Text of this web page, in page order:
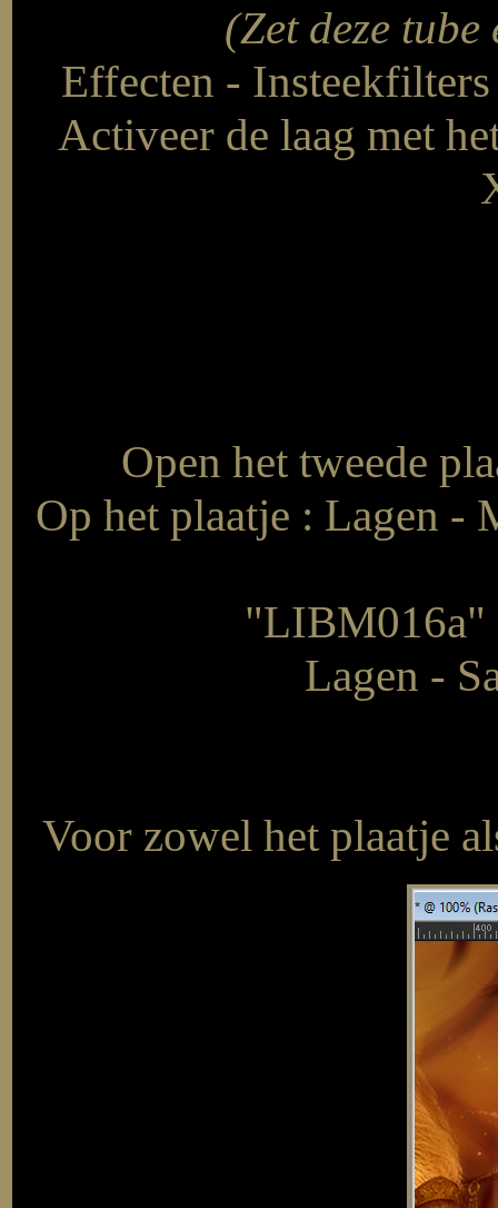
(Zet deze
Effecten -
Activeer de laag met
Open het tweede
Op het plaatje : Lagen -
"LIBM016a"
Lagen -
Voor zowel het plaatje